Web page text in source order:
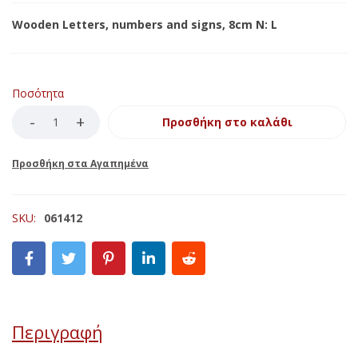
Wooden Letters, numbers and signs, 8cm N: L
Ποσότητα
Προσθήκη στο καλάθι
SKU: 061412
Περιγραφή